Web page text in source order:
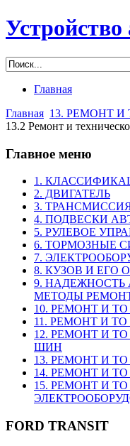
Главная
Главная 13. РЕМОНТ
13.2 Ремонт и
Главное меню
1.
2. ДВИГАТЕЛЬ
3.
4. ПОДВЕСКИ
5. РУЛЕВОЕ
6. ТОРМОЗНЫЕ
7.
8. КУЗОВ И ЕГО
9.
МЕТОДЫ
10. РЕМОНТ И
11. РЕМОНТ И
12. РЕМОНТ И
ШИН
13. РЕМОНТ И
14. РЕМОНТ И
15. РЕМОНТ И
FORD TRANSIT